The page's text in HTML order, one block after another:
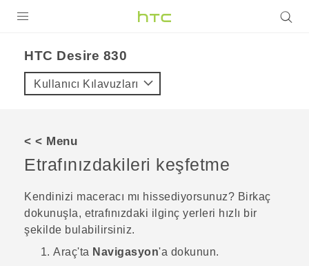
VIVE
VIVERSE
DESTEK
HTC Desire 830‎
Kullanıcı Kılavuzları
< < Menu
Etrafınızdakileri keşfetme
Kendinizi maceracı mı hissediyorsunuz? Birkaç
dokunuşla, etrafınızdaki ilginç yerleri hızlı bir
şekilde bulabilirsiniz.
Araç'ta Navigasyon'a dokunun.